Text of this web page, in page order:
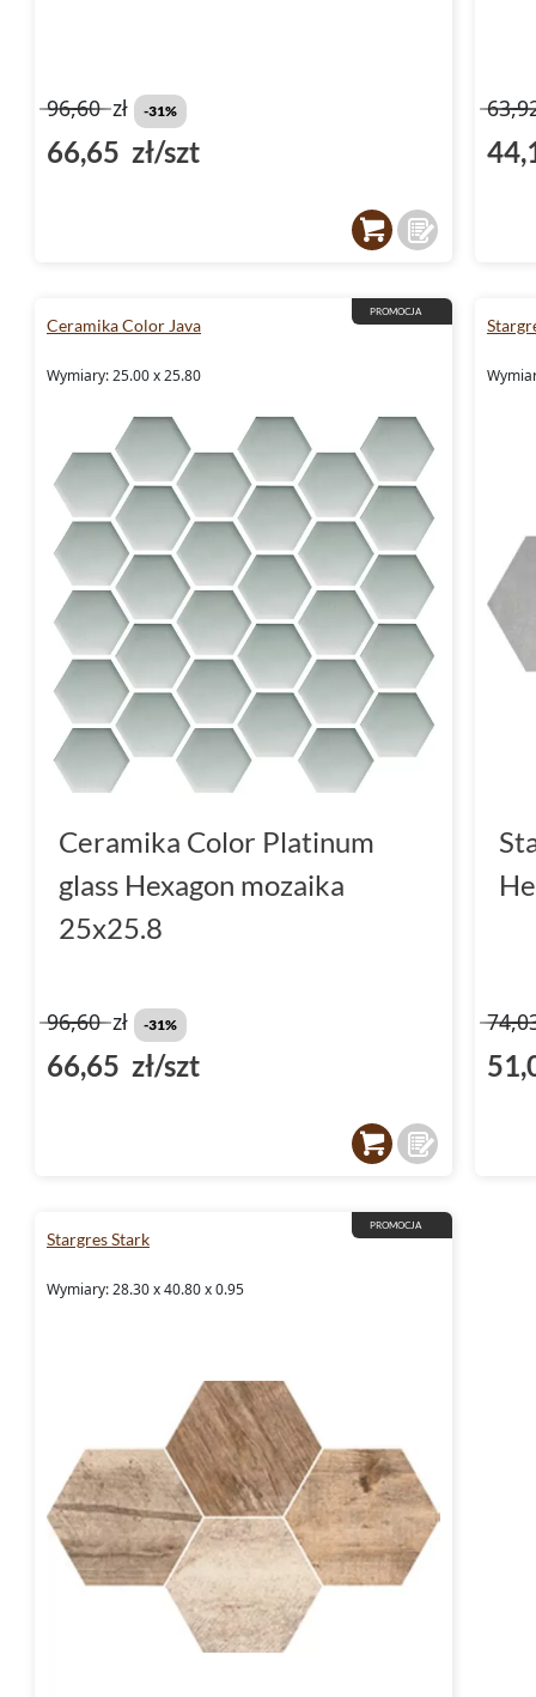
96,60zł -31%
66,65 zł/szt
PROMOCJA
Ceramika Color Java
Wymiary: 25.00 x 25.80
Ceramika Color Platinum
glass Hexagon mozaika
25x25.8
96,60zł -31%
66,65 zł/szt
PROMOCJA
Stargres Stark
Wymiary: 28.30 x 40.80 x 0.95